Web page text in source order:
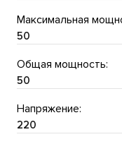
Максимальная
50
Общая мощность:
50
Напряжение:
220